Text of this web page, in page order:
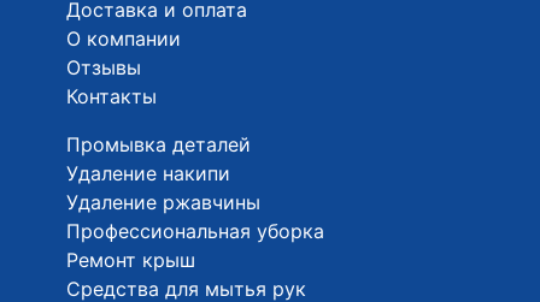
Доставка и оплата
О компании
Отзывы
Контакты
Промывка деталей
Удаление накипи
Удаление ржавчины
Профессиональная уборка
Ремонт крыш
Средства для мытья рук